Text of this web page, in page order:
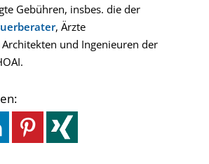
Gebühren, insbes. die der
, Ärzte
und Ingenieuren der